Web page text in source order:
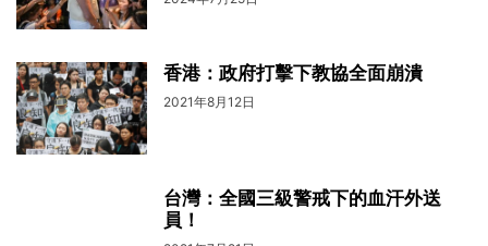
香港：政府打擊下教協全面崩潰
2021年8月12日
台灣：全國三級警戒下的血汗外送
員！